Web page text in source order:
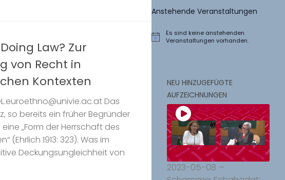
Law? Zur
von Recht in
Kontexten
Das
so bereits ein früher Begründer
„Form der Herrschaft des
(Ehrlich 1913: 323). Was im
Deckungsungleichheit von
Anstehende Veranstaltungen
Hinweis
Es sind keine anstehenden
Veranstaltungen vorhanden.
NEU HINZUGEFÜGTE
AUFZEICHNUNGEN
2023-05-08 –